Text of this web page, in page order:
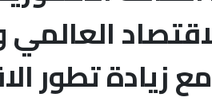
زيادة تطور